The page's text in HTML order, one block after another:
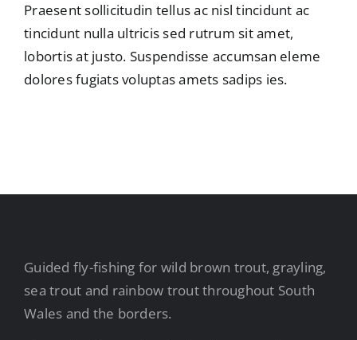
Praesent sollicitudin tellus ac nisl tincidunt ac
tincidunt nulla ultricis sed rutrum sit amet,
lobortis at justo. Suspendisse accumsan eleme
dolores fugiats voluptas amets sadips ies.
Guided fly-fishing for wild brown trout, grayling,
sea trout and rainbow trout throughout South
Wales and the borders.